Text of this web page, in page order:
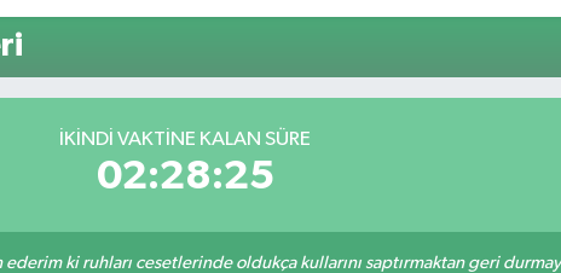
STERLİN 64,4811 %0.38
BITCOIN
İKINDI VAKTINE KALAN SÜRE
02:28:25
ki ruhları cesetlerinde oldukça kullarını saptırmaktan geri